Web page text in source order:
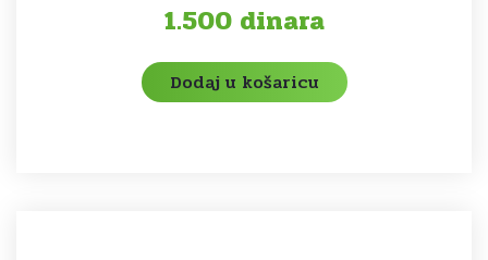
1.500 dinara
Dodaj u košaricu